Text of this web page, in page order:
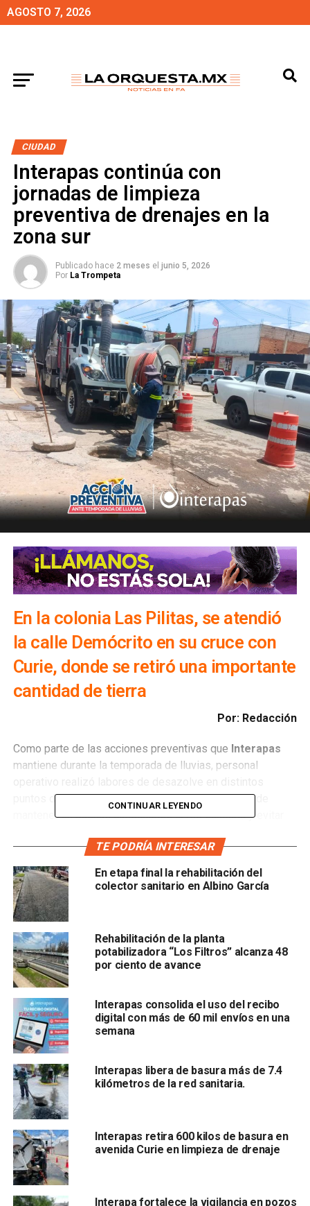
AGOSTO 7, 2026
CIUDAD
Interapas continúa con
jornadas de limpieza
preventiva de drenajes en la
zona sur
Publicado hace 2 meses el junio 5, 2026
Por La Trompeta
En la colonia Las Pilitas, se atendió
la calle Demócrito en su cruce con
Curie, donde se retiró una importante
cantidad de tierra
Por: Redacción
Como parte de las acciones preventivas que Interapas
mantiene durante la temporada de lluvias, personal
puntos de la zona sur de la ciudad, con el objetivo de
mantener en buenas condiciones la red sanitaria y evitar
esquina con Calzada de Guadalupe, se realizó la
limpieza de una línea sanitaria que presentaba
escurrimientos de aguas residuales. Tras las maniobras
y con niveles normales de funcionamiento.
Por otra parte, en la colonia Las Pilitas, se atendió la calle
Demócrito en su cruce con Curie, donde se retiró una
importante cantidad de tierra y escombro acumulado
dentro de la tubería. El organismo dará seguimiento a este
punto para implementar las acciones necesarias que
permitan mejorar las condiciones del drenaje en la zona.
ARTÍCULOS RELACIONADOS:
CALZADA DE GUADALUPE
CONTINUAR LEYENDO
TE PODRÍA INTERESAR
En etapa final la rehabilitación del
colector sanitario en Albino García
Rehabilitación de la planta
potabilizadora “Los Filtros” alcanza 48
por ciento de avance
Interapas consolida el uso del recibo
digital con más de 60 mil envíos en una
semana
Interapas libera de basura más de 7.4
kilómetros de la red sanitaria.
Interapas retira 600 kilos de basura en
avenida Curie en limpieza de drenaje
Interapa fortalece la vigilancia en pozos